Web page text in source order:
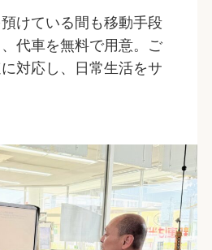
けている間も移動手段
代車を無料で用意。ご
対応し、日常生活をサ